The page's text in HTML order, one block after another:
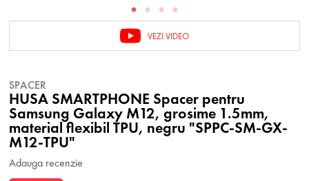
VEZI VIDEO
SPACER
HUSA SMARTPHONE Spacer pentru
Samsung Galaxy M12, grosime 1.5mm,
material flexibil TPU, negru "SPPC-SM-GX-
M12-TPU"
Adauga recenzie